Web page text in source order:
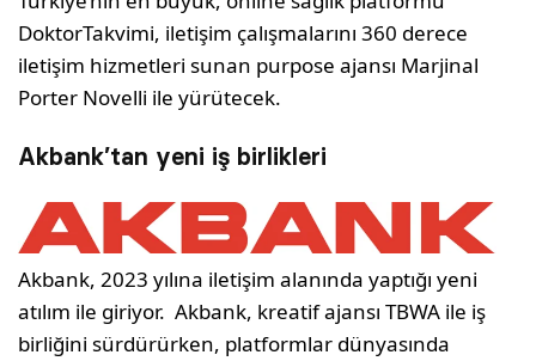
DoktorTakvimi, iletişim çalışmalarını 360 derece
iletişim hizmetleri sunan purpose ajansı Marjinal
Porter Novelli ile yürütecek.
Akbank’tan yeni iş birlikleri
Akbank, 2023 yılına iletişim alanında yaptığı yeni
atılım ile giriyor. Akbank, kreatif ajansı TBWA ile iş
birliğini sürdürürken, platformlar dünyasında